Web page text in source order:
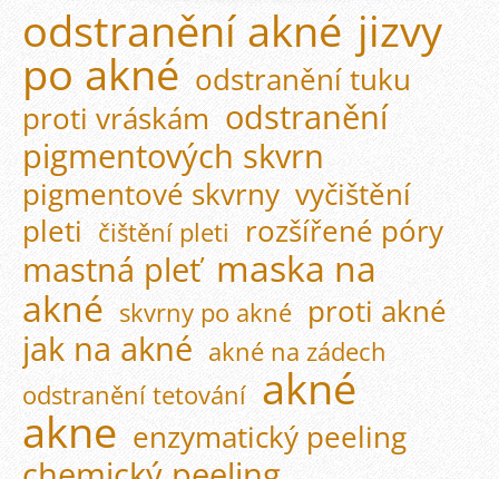
odstranění akné jizvy
po akné odstranění tuku
proti vráskám odstranění
pigmentových skvrn
pigmentové skvrny vyčištění
pleti čištění pleti rozšířené póry
mastná pleť maska na
akné skvrny po akné proti akné
jak na akné akné na zádech
odstranění tetování akné
akne enzymatický peeling